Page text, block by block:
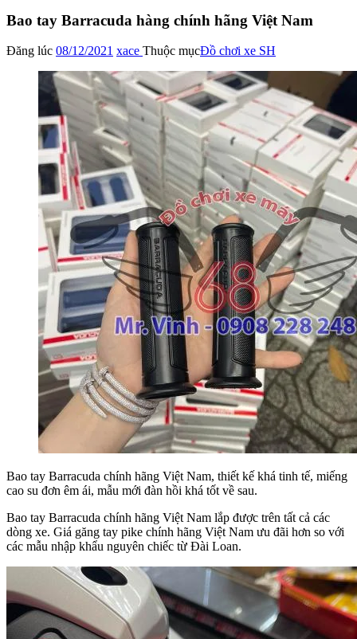
Bao tay Barracuda hàng chính hãng Việt Nam
Đăng lúc 08/12/2021 xace Thuộc mụcĐồ chơi xe SH
Bao tay Barracuda chính hãng Việt Nam, thiết kế khá tinh tế, miếng
cao su đơn êm ái, mẫu mới đàn hồi khá tốt về sau.
Bao tay Barracuda chính hãng Việt Nam lắp được trên tất cả các
dòng xe. Giá găng tay pike chính hãng Việt Nam ưu đãi hơn so với
các mẫu nhập khẩu nguyên chiếc từ Đài Loan.